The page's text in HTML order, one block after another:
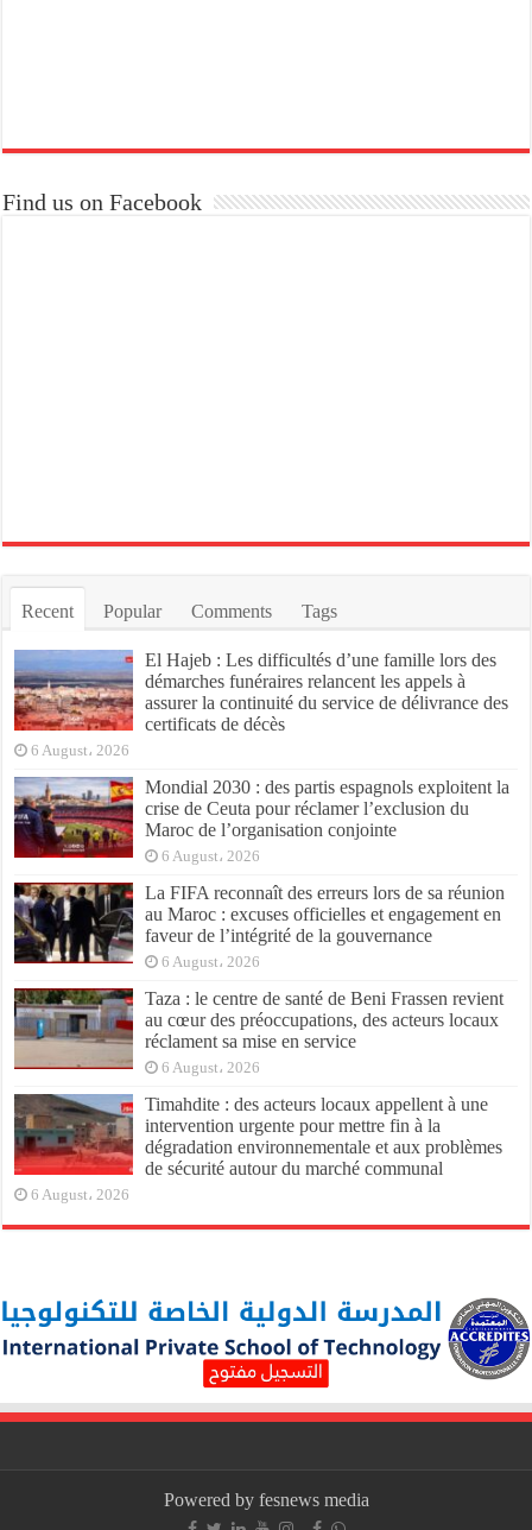
Find us on Facebook
Recent Popular Comments Tags
El Hajeb : Les difficultés d’une famille lors des
démarches funéraires relancent les appels à
assurer la continuité du service de délivrance des
certificats de décès
6 August، 2026
Mondial 2030 : des partis espagnols exploitent la
crise de Ceuta pour réclamer l’exclusion du
Maroc de l’organisation conjointe
6 August، 2026
La FIFA reconnaît des erreurs lors de sa réunion
au Maroc : excuses officielles et engagement en
faveur de l’intégrité de la gouvernance
6 August، 2026
Taza : le centre de santé de Beni Frassen revient
au cœur des préoccupations, des acteurs locaux
réclament sa mise en service
6 August، 2026
Timahdite : des acteurs locaux appellent à une
intervention urgente pour mettre fin à la
dégradation environnementale et aux problèmes
de sécurité autour du marché communal
6 August، 2026
Powered by fesnews media